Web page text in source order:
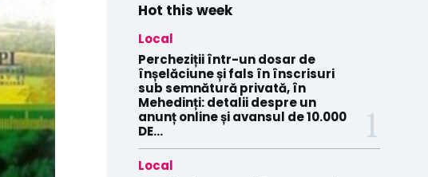
Hot this week
Local
Percheziții într-un dosar de
înșelăciune și fals în înscrisuri
sub semnătură privată, în
Mehedinți: detalii despre un
anunț online și avansul de 10.000
DE...
Local